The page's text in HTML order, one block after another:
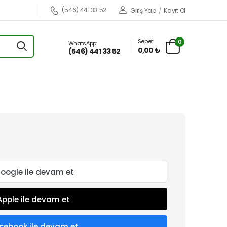
(546) 441 33 52 Giriş Yap / Kayıt Ol
WhatsApp:
(546) 441 33 52
Sepet:
0,00 ₺
0
ile devam et
ile devam et